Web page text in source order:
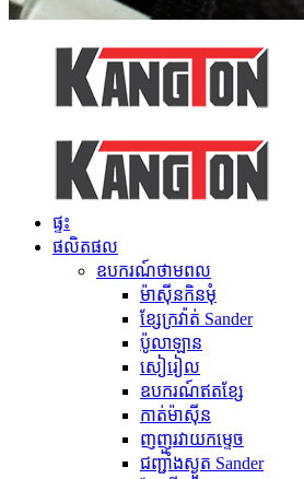
ផ្ទះ
ផលិតផល
ឧបករណ៍​ថាមពល
ម៉ាស៊ីនកិនមុំ
ខ្សែក្រវ៉ាត់ Sander
ប៉ូលាឡាន
សៀរៀល
ឧបករណ៍ឥតខ្សែ
កាត់ម៉ាស៊ីន
ញញួរវាយកម្ទេច
ជញ្ជាំងស្ងួត Sander